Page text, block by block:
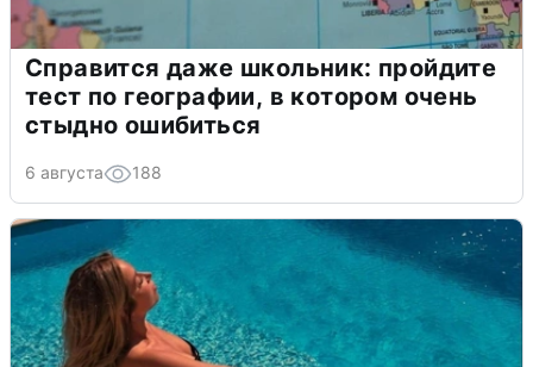
Справится даже школьник: пройдите
тест по географии, в котором очень
стыдно ошибиться
6 августа 188